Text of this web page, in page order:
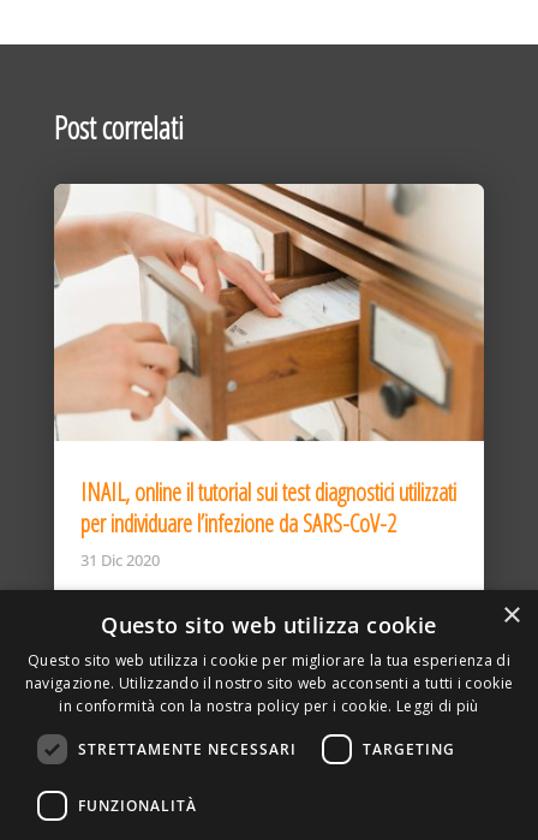
Post correlati
INAIL, online il tutorial sui test diagnostici utilizzati
per individuare l’infezione da SARS-CoV-2
31 Dic 2020
DELLA TORRE, 15 – 20127 – MILANO – P. IVA
×
Questo sito web utilizza cookie
Questo sito web utilizza i cookie per migliorare la tua esperienza di
navigazione. Utilizzando il nostro sito web acconsenti a tutti i cookie
in conformità con la nostra policy per i cookie. Leggi di più
STRETTAMENTE NECESSARI TARGETING
FUNZIONALITÀ